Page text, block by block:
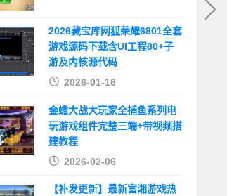
2026藏宝库网狐荣耀6801全套
游戏源码下载含UI工程80+子
游及内核源代码
2026-01-16
金蟾大战大玩家全捕鱼系列电
玩游戏组件完整三端+带视频搭
建教程
2026-02-06
【补发更新】最新富湘游戏热